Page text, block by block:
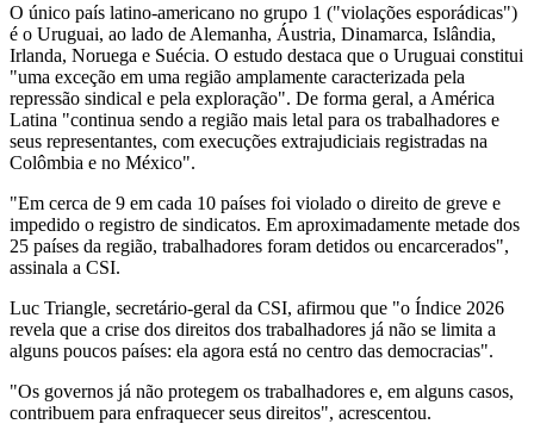
O único país latino-americano no grupo 1 ("violações esporádicas")
é o Uruguai, ao lado de Alemanha, Áustria, Dinamarca, Islândia,
Irlanda, Noruega e Suécia. O estudo destaca que o Uruguai constitui
"uma exceção em uma região amplamente caracterizada pela
repressão sindical e pela exploração". De forma geral, a América
Latina "continua sendo a região mais letal para os trabalhadores e
seus representantes, com execuções extrajudiciais registradas na
Colômbia e no México".
"Em cerca de 9 em cada 10 países foi violado o direito de greve e
impedido o registro de sindicatos. Em aproximadamente metade dos
25 países da região, trabalhadores foram detidos ou encarcerados",
assinala a CSI.
Luc Triangle, secretário-geral da CSI, afirmou que "o Índice 2026
revela que a crise dos direitos dos trabalhadores já não se limita a
alguns poucos países: ela agora está no centro das democracias".
"Os governos já não protegem os trabalhadores e, em alguns casos,
contribuem para enfraquecer seus direitos", acrescentou.